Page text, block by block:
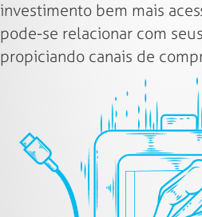
investimento bem mais
pode-se relacionar com
propiciando canais de